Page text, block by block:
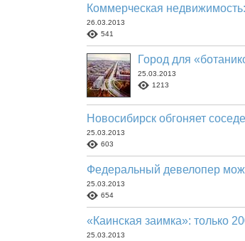
Коммерческая
26.03.2013
541
Город для
25.03.2013
1213
Новосибирск обгоняет
25.03.2013
603
Федеральный девелопер
25.03.2013
654
«Каинская заимка»: только
25.03.2013